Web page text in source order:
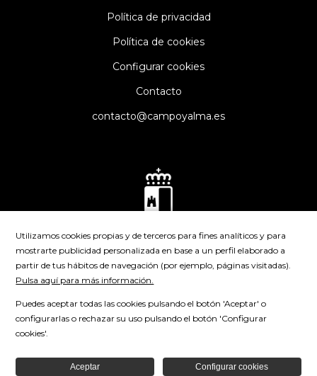
Política de privacidad
Política de cookies
Configurar cookies
Contacto
contacto@campoyalma.es
Utilizamos cookies propias y de terceros para fines analíticos y para
mostrarte publicidad personalizada en base a un perfil elaborado a
partir de tus hábitos de navegación (por ejemplo, páginas visitadas).
Pulsa aquí para más información.
Puedes aceptar todas las cookies pulsando el botón 'Aceptar' o
configurarlas o rechazar su uso pulsando el botón 'Configurar
cookies'.
Aceptar Configurar cookies